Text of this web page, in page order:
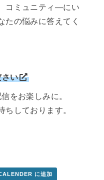
コミュニティ―にい
たの悩みに答えてく
い
をお楽しみに。
ちしております。
に追加